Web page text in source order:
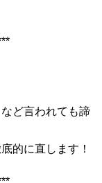
ど言われても諦
的に直します！